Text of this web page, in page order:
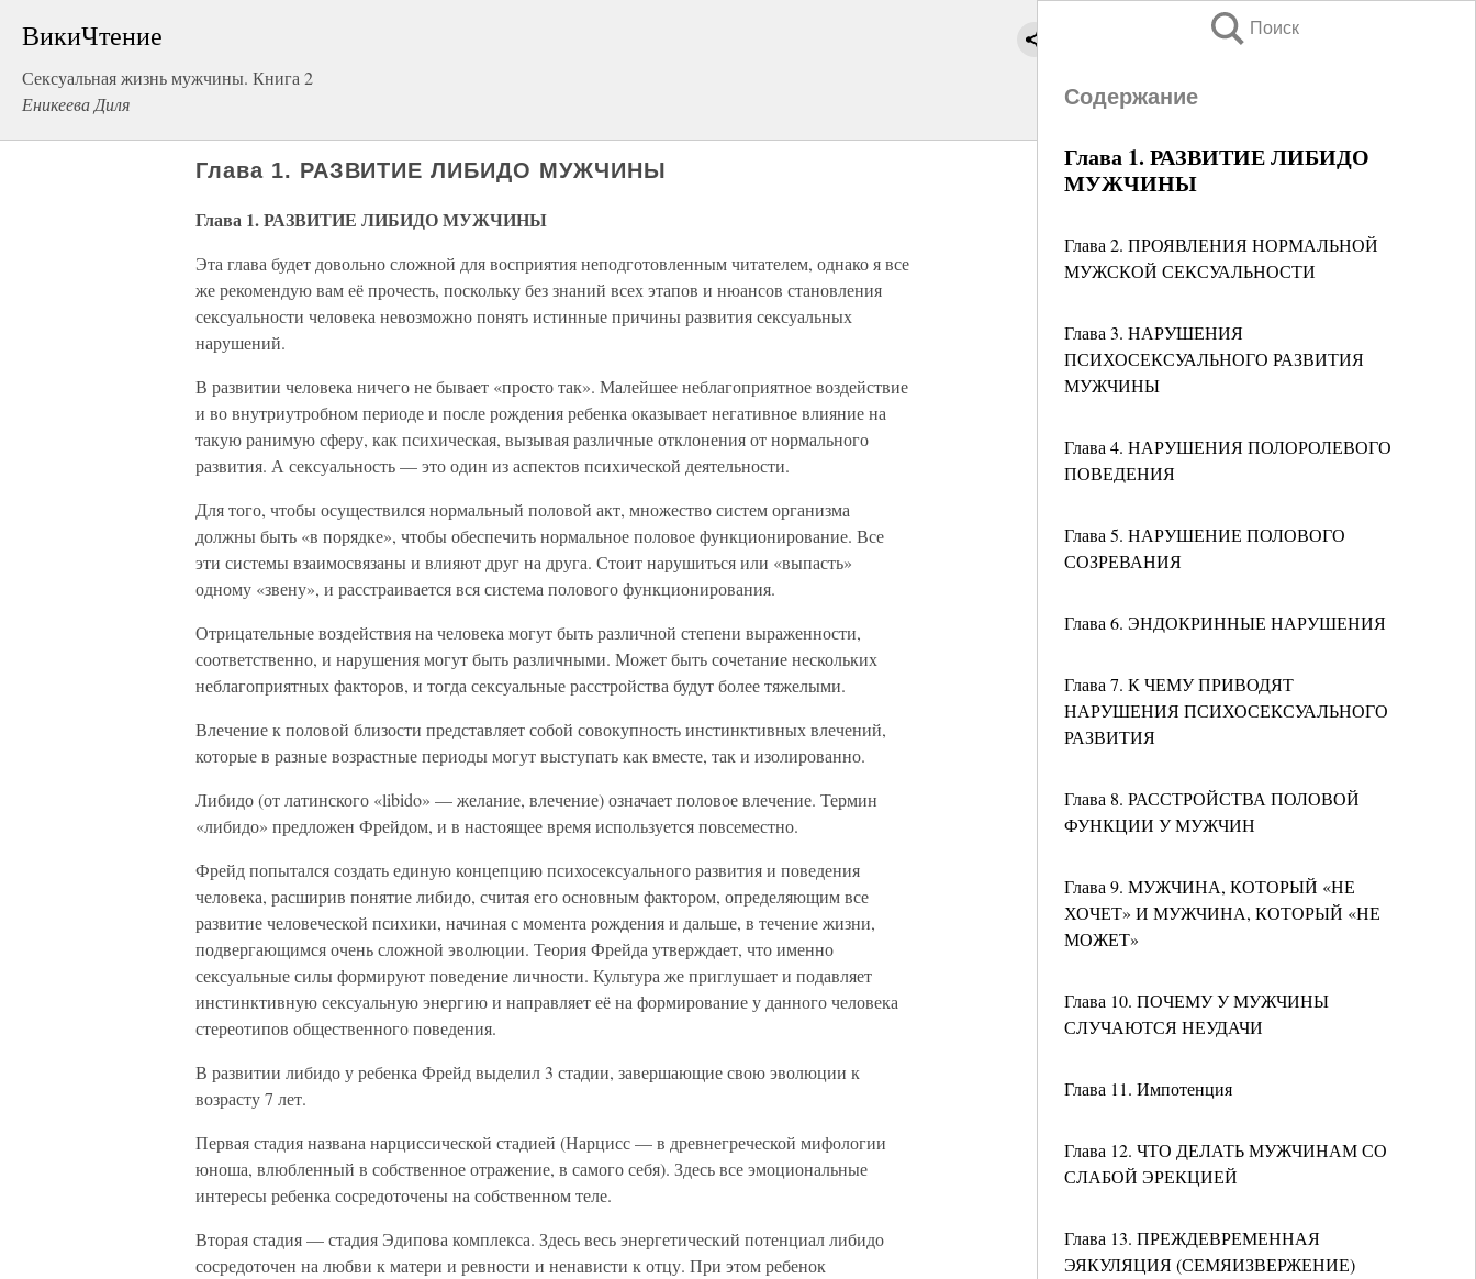
ВикиЧтение
Сексуальная жизнь мужчины. Книга 2
Еникеева Диля
Поиск
Содержание
Глава 1. РАЗВИТИЕ ЛИБИДО
МУЖЧИНЫ
Глава 2. ПРОЯВЛЕНИЯ НОРМАЛЬНОЙ
МУЖСКОЙ СЕКСУАЛЬНОСТИ
Глава 3. НАРУШЕНИЯ
ПСИХОСЕКСУАЛЬНОГО РАЗВИТИЯ
МУЖЧИНЫ
Глава 4. НАРУШЕНИЯ ПОЛОРОЛЕВОГО
ПОВЕДЕНИЯ
Глава 5. НАРУШЕНИЕ ПОЛОВОГО
СОЗРЕВАНИЯ
Глава 6. ЭНДОКРИННЫЕ НАРУШЕНИЯ
Глава 7. К ЧЕМУ ПРИВОДЯТ
НАРУШЕНИЯ ПСИХОСЕКСУАЛЬНОГО
РАЗВИТИЯ
Глава 8. РАССТРОЙСТВА ПОЛОВОЙ
ФУНКЦИИ У МУЖЧИН
Глава 9. МУЖЧИНА, КОТОРЫЙ «НЕ
ХОЧЕТ» И МУЖЧИНА, КОТОРЫЙ «НЕ
МОЖЕТ»
Глава 10. ПОЧЕМУ У МУЖЧИНЫ
СЛУЧАЮТСЯ НЕУДАЧИ
Глава 11. Импотенция
Глава 12. ЧТО ДЕЛАТЬ МУЖЧИНАМ СО
СЛАБОЙ ЭРЕКЦИЕЙ
Глава 13. ПРЕЖДЕВРЕМЕННАЯ
ЭЯКУЛЯЦИЯ (СЕМЯИЗВЕРЖЕНИЕ)
Глава 1. РАЗВИТИЕ ЛИБИДО МУЖЧИНЫ
Глава 1. РАЗВИТИЕ ЛИБИДО МУЖЧИНЫ
Эта глава будет довольно сложной для восприятия неподготовленным читателем, однако я все
же рекомендую вам её прочесть, поскольку без знаний всех этапов и нюансов становления
сексуальности человека невозможно понять истинные причины развития сексуальных
нарушений.
В развитии человека ничего не бывает «просто так». Малейшее неблагоприятное воздействие
и во внутриутробном периоде и после рождения ребенка оказывает негативное влияние на
такую ранимую сферу, как психическая, вызывая различные отклонения от нормального
развития. А сексуальность — это один из аспектов психической деятельности.
Для того, чтобы осуществился нормальный половой акт, множество систем организма
должны быть «в порядке», чтобы обеспечить нормальное половое функционирование. Все
эти системы взаимосвязаны и влияют друг на друга. Стоит нарушиться или «выпасть»
одному «звену», и расстраивается вся система полового функционирования.
Отрицательные воздействия на человека могут быть различной степени выраженности,
соответственно, и нарушения могут быть различными. Может быть сочетание нескольких
неблагоприятных факторов, и тогда сексуальные расстройства будут более тяжелыми.
Влечение к половой близости представляет собой совокупность инстинктивных влечений,
которые в разные возрастные периоды могут выступать как вместе, так и изолированно.
Либидо (от латинского «libido» — желание, влечение) означает половое влечение. Термин
«либидо» предложен Фрейдом, и в настоящее время используется повсеместно.
Фрейд попытался создать единую концепцию психосексуального развития и поведения
человека, расширив понятие либидо, считая его основным фактором, определяющим все
развитие человеческой психики, начиная с момента рождения и дальше, в течение жизни,
подвергающимся очень сложной эволюции. Теория Фрейда утверждает, что именно
сексуальные силы формируют поведение личности. Культура же приглушает и подавляет
инстинктивную сексуальную энергию и направляет её на формирование у данного человека
стереотипов общественного поведения.
В развитии либидо у ребенка Фрейд выделил 3 стадии, завершающие свою эволюции к
возрасту 7 лет.
Первая стадия названа нарциссической стадией (Нарцисс — в древнегреческой мифологии
юноша, влюбленный в собственное отражение, в самого себя). Здесь все эмоциональные
интересы ребенка сосредоточены на собственном теле.
Вторая стадия — стадия Эдипова комплекса. Здесь весь энергетический потенциал либидо
сосредоточен на любви к матери и ревности и ненависти к отцу. При этом ребенок